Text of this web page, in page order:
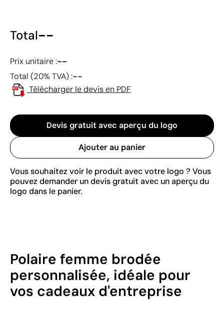
Total--
Prix unitaire :--
Total (20% TVA) :--
Télécharger le devis en PDF
Devis gratuit avec aperçu du logo
Ajouter au panier
Vous souhaitez voir le produit avec votre logo ? Vous
pouvez demander un devis gratuit avec un aperçu du
logo dans le panier.
Polaire femme brodée
personnalisée, idéale pour
vos cadeaux d'entreprise